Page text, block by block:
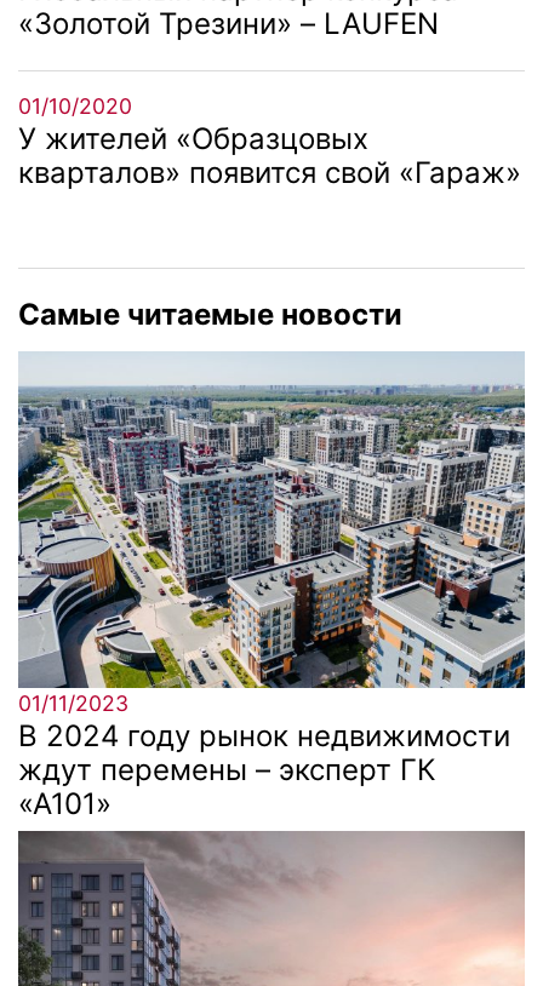
«Золотой Трезини» – LAUFEN
01/10/2020
У жителей «Образцовых
кварталов» появится свой «Гараж»
Самые читаемые новости
01/11/2023
В 2024 году рынок недвижимости
ждут перемены – эксперт ГК
«А101»